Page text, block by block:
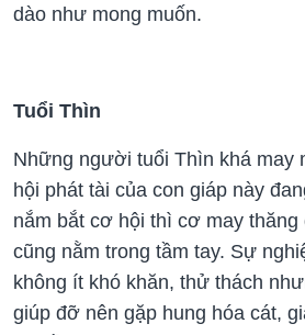
dào như mong muốn.
Tuổi Thìn
Những người tuổi Thìn khá may
hội phát tài của con giáp này
nắm bắt cơ hội thì cơ may
cũng nằm trong tầm tay. Sự
không ít khó khăn, thử thách
giúp đỡ nên gặp hung hóa cát,